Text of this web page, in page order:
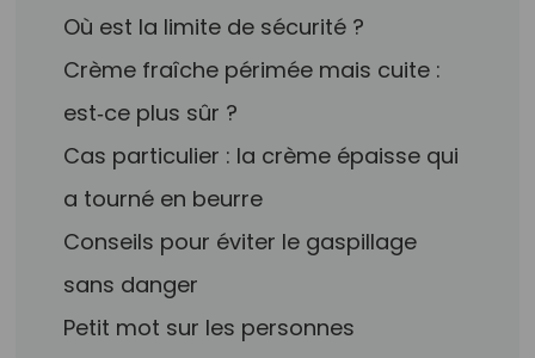
Où est la limite de sécurité ?
Crème fraîche périmée mais cuite :
est‑ce plus sûr ?
Cas particulier : la crème épaisse qui
a tourné en beurre
Conseils pour éviter le gaspillage
sans danger
Petit mot sur les personnes